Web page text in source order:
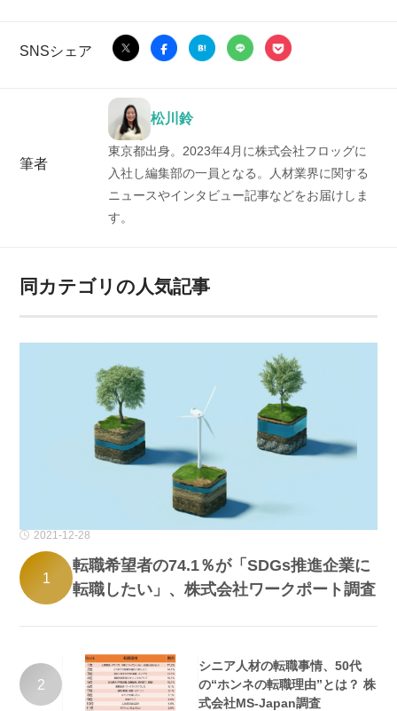
SNSシェア
筆者
松川鈴
東京都出身。2023年4月に株式会社フロッグに
入社し編集部の一員となる。人材業界に関する
ニュースやインタビュー記事などをお届けしま
す。
同カテゴリの人気記事
2021-12-28
1
転職希望者の74.1％が「SDGs推進企業に
転職したい」、株式会社ワークポート調査
2
シニア人材の転職事情、50代
の“ホンネの転職理由”とは？ 株
式会社MS-Japan調査